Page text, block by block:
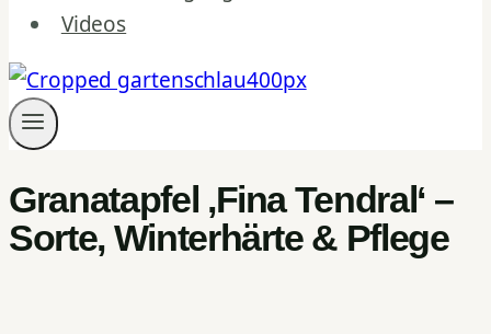
Videos
Granatapfel ‚Fina Tendral‘ –
Sorte, Winterhärte & Pflege